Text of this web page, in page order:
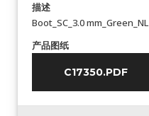
描述
Boot_SC_3.0 mm_Green_NL
产品图纸
C17350.PDF